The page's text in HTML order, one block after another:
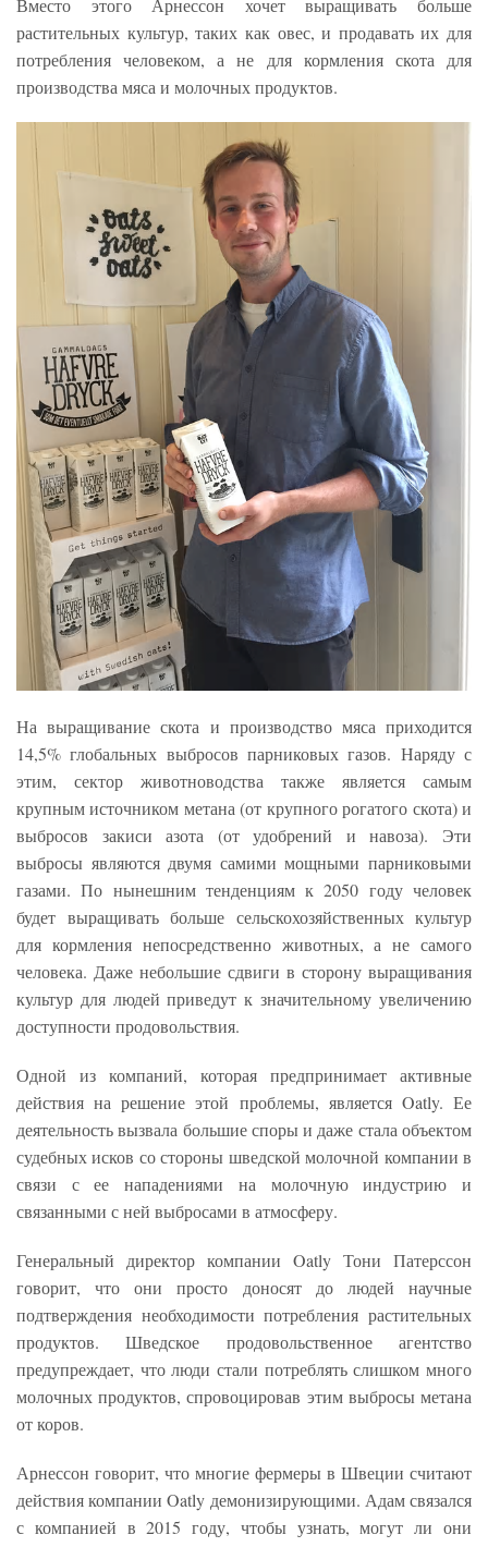
Вместо этого Арнессон хочет выращивать больше
растительных культур, таких как овес, и продавать их для
потребления человеком, а не для кормления скота для
производства мяса и молочных продуктов.
На выращивание скота и производство мяса приходится
14,5% глобальных выбросов парниковых газов. Наряду с
этим, сектор животноводства также является самым
крупным источником метана (от крупного рогатого скота) и
выбросов закиси азота (от удобрений и навоза). Эти
выбросы являются двумя самими мощными парниковыми
газами. По нынешним тенденциям к 2050 году человек
будет выращивать больше сельскохозяйственных культур
для кормления непосредственно животных, а не самого
человека. Даже небольшие сдвиги в сторону выращивания
культур для людей приведут к значительному увеличению
доступности продовольствия.
Одной из компаний, которая предпринимает активные
действия на решение этой проблемы, является Oatly. Ее
деятельность вызвала большие споры и даже стала объектом
судебных исков со стороны шведской молочной компании в
связи с ее нападениями на молочную индустрию и
связанными с ней выбросами в атмосферу.
Генеральный директор компании Oatly Тони Патерссон
говорит, что они просто доносят до людей научные
подтверждения необходимости потребления растительных
продуктов. Шведское продовольственное агентство
предупреждает, что люди стали потреблять слишком много
молочных продуктов, спровоцировав этим выбросы метана
от коров.
Арнессон говорит, что многие фермеры в Швеции считают
действия компании Oatly демонизирующими. Адам связался
с компанией в 2015 году, чтобы узнать, могут ли они